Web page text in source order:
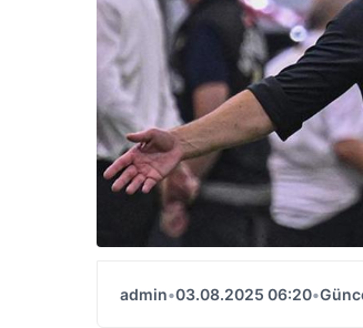
admin•03.08.2025 06:20•